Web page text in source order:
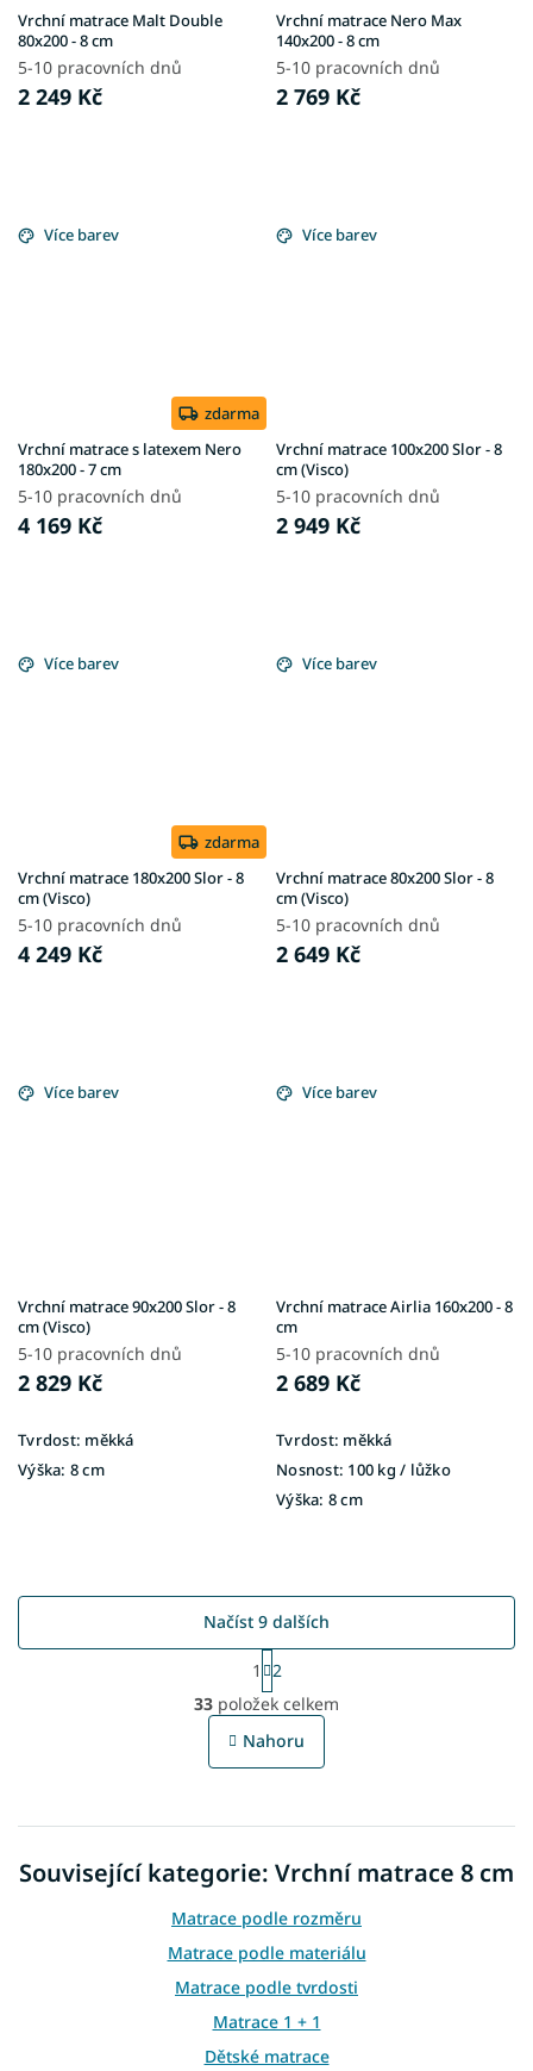
Vrchní matrace Malt Double
80x200 - 8 cm
5-10 pracovních dnů
2 249 Kč
Vrchní matrace Nero Max
140x200 - 8 cm
5-10 pracovních dnů
2 769 Kč
Více barev
zdarma
Vrchní matrace s latexem Nero
180x200 - 7 cm
5-10 pracovních dnů
4 169 Kč
Více barev
Vrchní matrace 100x200 Slor - 8
cm (Visco)
5-10 pracovních dnů
2 949 Kč
Více barev
zdarma
Vrchní matrace 180x200 Slor - 8
cm (Visco)
5-10 pracovních dnů
4 249 Kč
Více barev
Vrchní matrace 80x200 Slor - 8
cm (Visco)
5-10 pracovních dnů
2 649 Kč
Více barev
Vrchní matrace 90x200 Slor - 8
cm (Visco)
5-10 pracovních dnů
2 829 Kč
Tvrdost: měkká
Výška: 8 cm
Více barev
Vrchní matrace Airlia 160x200 - 8
cm
5-10 pracovních dnů
2 689 Kč
Tvrdost: měkká
Nosnost: 100 kg / lůžko
Výška: 8 cm
O
v
l
c
p
v
k
y
v
p
i
Načíst 9 dalších
S
t
r
á
n
á
1
2
33 položek celkem
Nahoru
Související kategorie: Vrchní matrace 8 cm
Matrace podle rozměru
Matrace podle materiálu
Matrace podle tvrdosti
Matrace 1 + 1
Dětské matrace